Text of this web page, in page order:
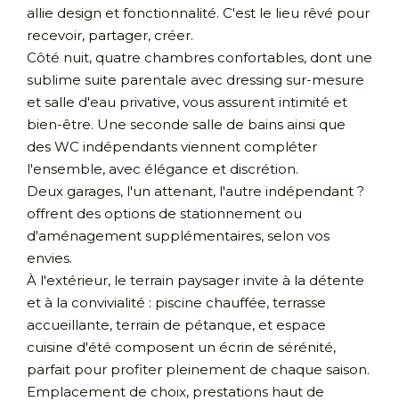
allie design et fonctionnalité. C'est le lieu rêvé pour
recevoir, partager, créer.
Côté nuit, quatre chambres confortables, dont une
sublime suite parentale avec dressing sur-mesure
et salle d'eau privative, vous assurent intimité et
bien-être. Une seconde salle de bains ainsi que
des WC indépendants viennent compléter
l'ensemble, avec élégance et discrétion.
Deux garages, l'un attenant, l'autre indépendant ?
offrent des options de stationnement ou
d'aménagement supplémentaires, selon vos
envies.
À l'extérieur, le terrain paysager invite à la détente
et à la convivialité : piscine chauffée, terrasse
accueillante, terrain de pétanque, et espace
cuisine d'été composent un écrin de sérénité,
parfait pour profiter pleinement de chaque saison.
Emplacement de choix, prestations haut de